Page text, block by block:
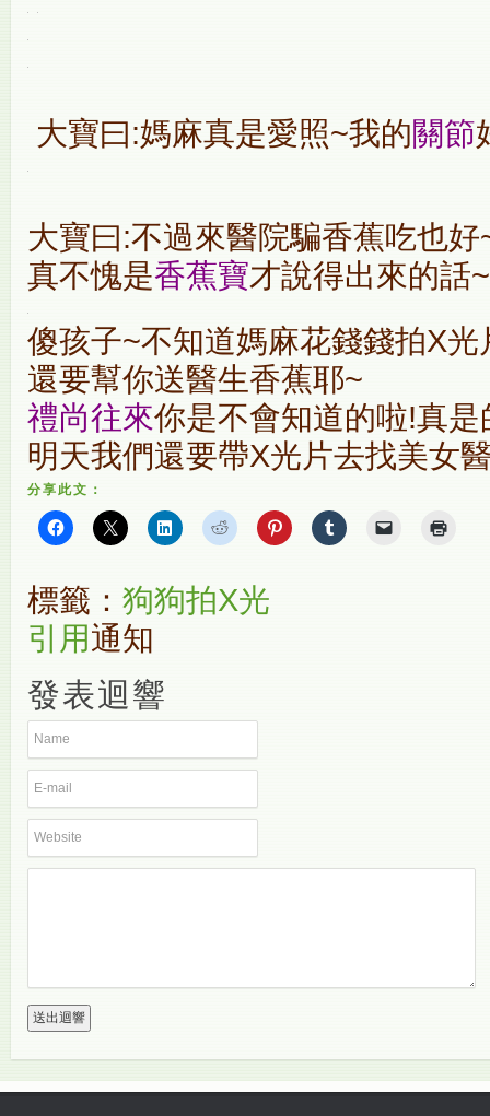
大寶曰:媽麻真是愛照~我的關節
大寶曰:不過來醫院騙香蕉吃也好
真不愧是香蕉寶才說得出來的話
傻孩子~不知道媽麻花錢錢拍X光
還要幫你送醫生香蕉耶~
禮尚往來你是不會知道的啦!真是
明天我們還要帶X光片去找美女
分享此文：
標籤： 狗狗拍X光
引用通知
發表迴響